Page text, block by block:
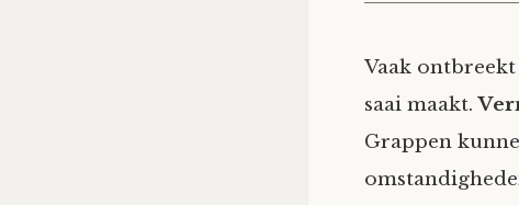
Vaak
saai maakt.
Grappen